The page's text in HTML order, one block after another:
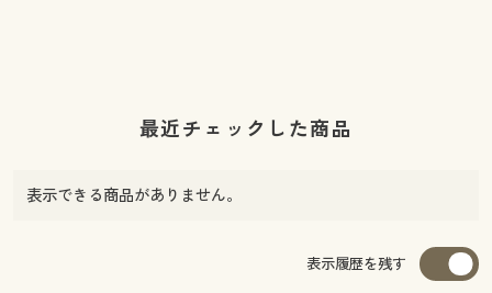
最近チェックした商品
表示できる商品がありません。
表示履歴を残す